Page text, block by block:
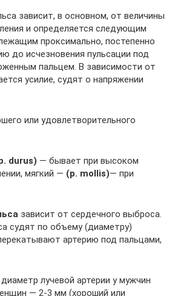
зависит, в основном, от величины
и определяется следующим
проксимально, постепенно
до исчезновения пульсации под
пальцем. В зависимости от
усилие, судят о напряжении
или удовлетворительного
durus) — бывает при высоком
мягкий — (р. mollis)— при
зависит от сердечного выброса.
судят по объему (диаметру)
артерию под пальцами,
лучевой артерии у мужчин
— 2-3 мм (хороший или